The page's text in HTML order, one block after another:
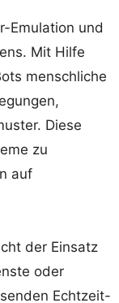
Emulation und
Mit Hilfe
menschliche
Diese
zu
auf
der Einsatz
oder
Echtzeit-